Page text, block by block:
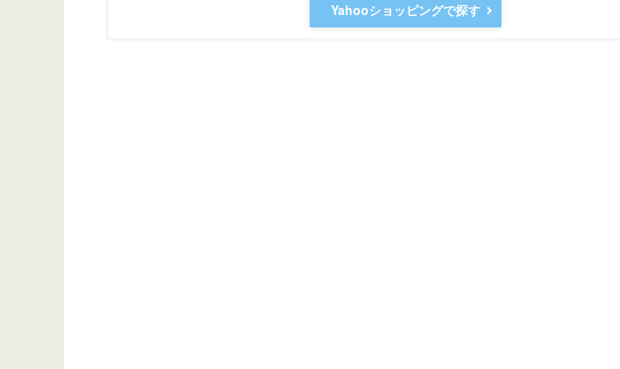
Yahooショッピングで探す